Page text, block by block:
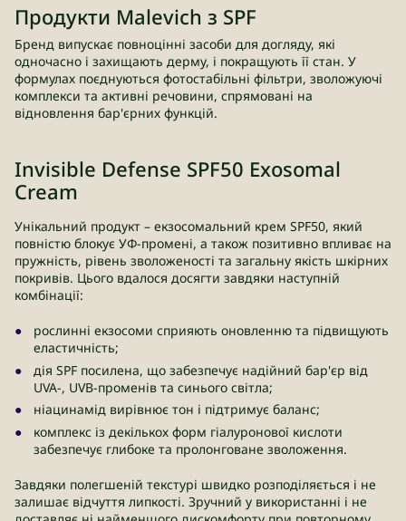
Продукти Malevich з SPF
Бренд випускає повноцінні засоби для догляду, які
одночасно і захищають дерму, і покращують її стан. У
формулах поєднуються фотостабільні фільтри, зволожуючі
комплекси та активні речовини, спрямовані на
відновлення бар'єрних функцій.
Invisible Defense SPF50 Exosomal
Cream
Унікальний продукт – екзосомальний крем SPF50, який
повністю блокує УФ-промені, а також позитивно впливає на
пружність, рівень зволоженості та загальну якість шкірних
покривів. Цього вдалося досягти завдяки наступній
комбінації:
рослинні екзосоми сприяють оновленню та підвищують
еластичність;
дія SPF посилена, що забезпечує надійний бар'єр від
UVA-, UVB-променів та синього світла;
ніацинамід вирівнює тон і підтримує баланс;
комплекс із декількох форм гіалуронової кислоти
забезпечує глибоке та пролонговане зволоження.
Завдяки полегшеній текстурі швидко розподіляється і не
залишає відчуття липкості. Зручний у використанні і не